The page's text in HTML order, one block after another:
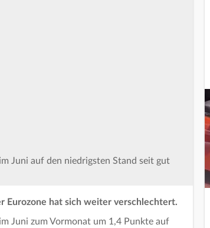
Juni auf den niedrigsten Stand seit gut
Eurozone hat sich weiter verschlechtert.
Juni zum Vormonat um 1,4 Punkte auf